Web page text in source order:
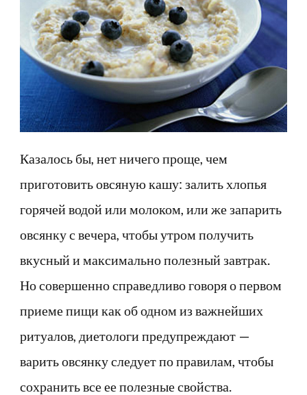
Казалось бы, нет ничего проще, чем
приготовить овсяную кашу: залить хлопья
горячей водой или молоком, или же запарить
овсянку с вечера, чтобы утром получить
вкусный и максимально полезный завтрак.
Но совершенно справедливо говоря о первом
приеме пищи как об одном из важнейших
ритуалов, диетологи предупреждают —
варить овсянку следует по правилам, чтобы
сохранить все ее полезные свойства.